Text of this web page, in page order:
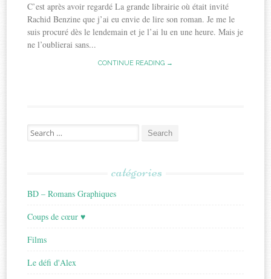
C’est après avoir regardé La grande librairie où était invité
Rachid Benzine que j’ai eu envie de lire son roman. Je me le
suis procuré dès le lendemain et je l’ai lu en une heure. Mais je
ne l’oublierai sans...
CONTINUE READING →
Search
for:
catégories
BD – Romans Graphiques
Coups de cœur ♥
Films
Le défi d'Alex